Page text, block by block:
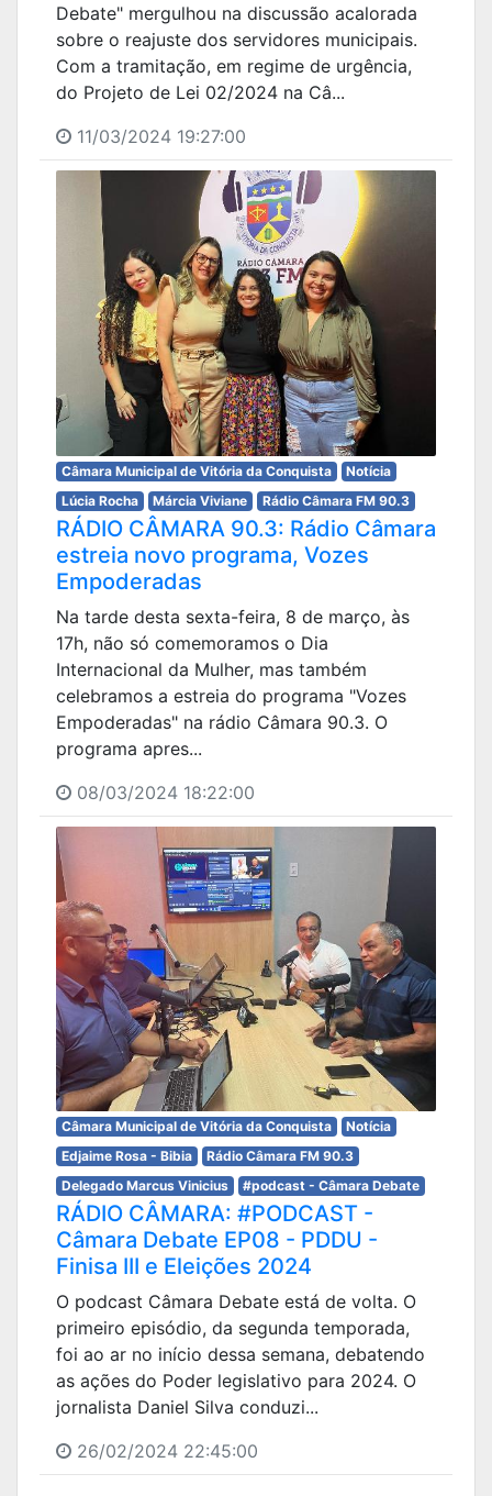
Debate" mergulhou na discussão acalorada
sobre o reajuste dos servidores municipais.
Com a tramitação, em regime de urgência,
do Projeto de Lei 02/2024 na Câ...
11/03/2024 19:27:00
Câmara Municipal de Vitória da Conquista
Notícia
Lúcia Rocha
Márcia Viviane Rádio Câmara FM 90.3
RÁDIO CÂMARA 90.3: Rádio Câmara
estreia novo programa, Vozes
Empoderadas
Na tarde desta sexta-feira, 8 de março, às
17h, não só comemoramos o Dia
Internacional da Mulher, mas também
celebramos a estreia do programa "Vozes
Empoderadas" na rádio Câmara 90.3. O
programa apres...
08/03/2024 18:22:00
Câmara Municipal de Vitória da Conquista
Notícia
Edjaime Rosa - Bibia
Rádio Câmara FM 90.3
Delegado Marcus Vinicius
#podcast - Câmara Debate
RÁDIO CÂMARA: #PODCAST -
Câmara Debate EP08 - PDDU -
Finisa III e Eleições 2024
O podcast Câmara Debate está de volta. O
primeiro episódio, da segunda temporada,
foi ao ar no início dessa semana, debatendo
as ações do Poder legislativo para 2024. O
jornalista Daniel Silva conduzi...
26/02/2024 22:45:00